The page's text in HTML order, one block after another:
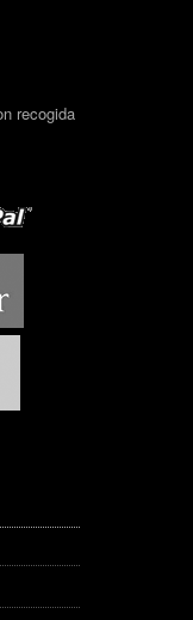
recogida